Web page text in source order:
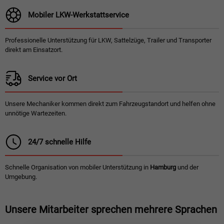
Mobiler LKW-Werkstattservice
Professionelle Unterstützung für LKW, Sattelzüge, Trailer und Transporter
direkt am Einsatzort.
Service vor Ort
Unsere Mechaniker kommen direkt zum Fahrzeugstandort und helfen ohne
unnötige Wartezeiten.
24/7 schnelle Hilfe
Schnelle Organisation von mobiler Unterstützung in Hamburg und der
Umgebung.
Unsere Mitarbeiter sprechen mehrere Sprachen